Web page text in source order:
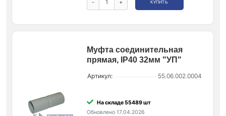
- + КУПИТЬ
Муфта соединительная
прямая, IP40 32мм "УП"
Артикул: 55.06.002.0004
На складе 55489 шт
Обновлено 17.04.2026